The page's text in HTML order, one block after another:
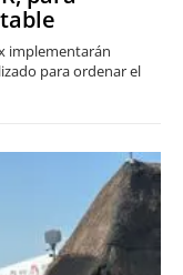
implementarán
para ordenar el